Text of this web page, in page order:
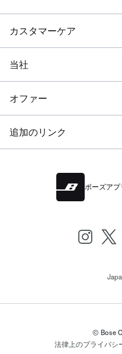
カスタマーケア
当社
オファー
追加のリンク
ボーズアプ
© Bose
法律上のプライバシ